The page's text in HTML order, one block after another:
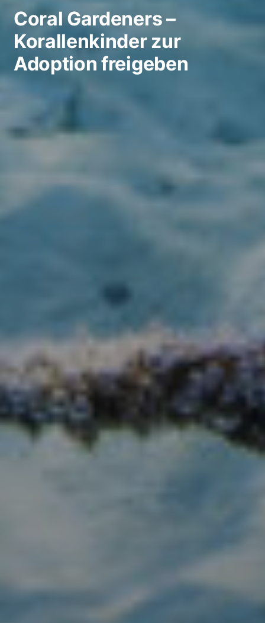
Coral Gardeners –
Korallenkinder zur
Adoption freigeben